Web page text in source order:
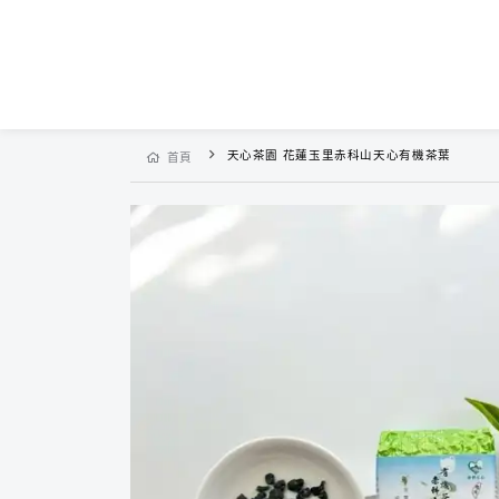
首頁 天心茶園 花蓮玉里赤科山天心有機茶葉